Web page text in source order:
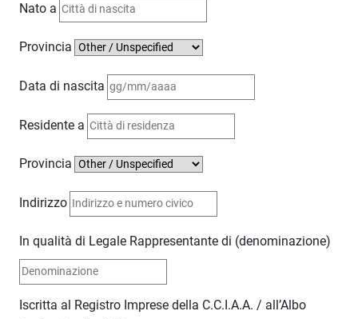
Nato a
Provincia
Data di nascita
Residente a
Provincia
Indirizzo
In qualità di Legale Rappresentante di (denominazione)
Iscritta al Registro Imprese della C.C.I.A.A. / all’Albo